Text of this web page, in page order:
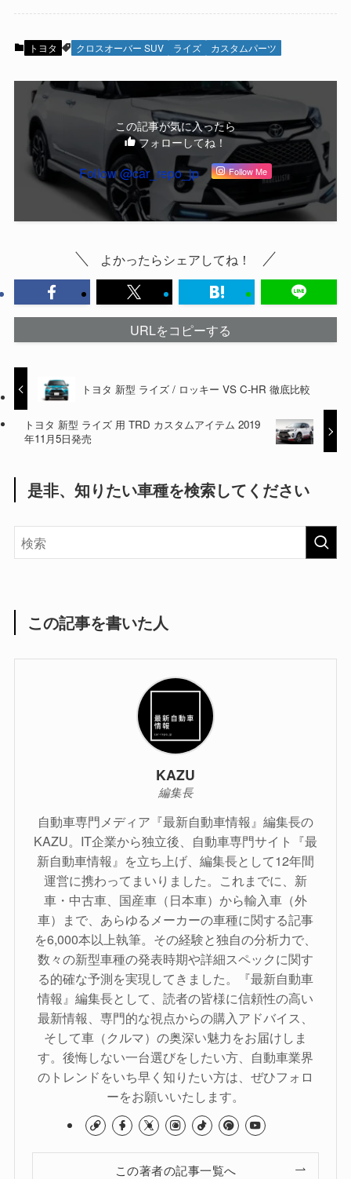
トヨタ クロスオーバー SUV ライズ カスタムパーツ
この記事が気に入ったら
フォローしてね！
Follow @car_repo_jp Follow Me
よかったらシェアしてね！
URLをコピーする
トヨタ 新型 ライズ / ロッキー VS C-HR 徹底比較
トヨタ 新型 ライズ 用 TRD カスタムアイテム 2019
年11月5日発売
是非、知りたい車種を検索してください
この記事を書いた人
KAZU
編集長
自動車専門メディア『最新自動車情報』編集長の
KAZU。IT企業から独立後、自動車専門サイト『最
新自動車情報』を立ち上げ、編集長として12年間
運営に携わってまいりました。これまでに、新
車・中古車、国産車（日本車）から輸入車（外
車）まで、あらゆるメーカーの車種に関する記事
を6,000本以上執筆。その経験と独自の分析力で、
数々の新型車種の発表時期や詳細スペックに関す
る的確な予測を実現してきました。『最新自動車
情報』編集長として、読者の皆様に信頼性の高い
最新情報、専門的な視点からの購入アドバイス、
そして車（クルマ）の奥深い魅力をお届けしま
す。後悔しない一台選びをしたい方、自動車業界
のトレンドをいち早く知りたい方は、ぜひフォロ
ーをお願いいたします。
この著者の記事一覧へ